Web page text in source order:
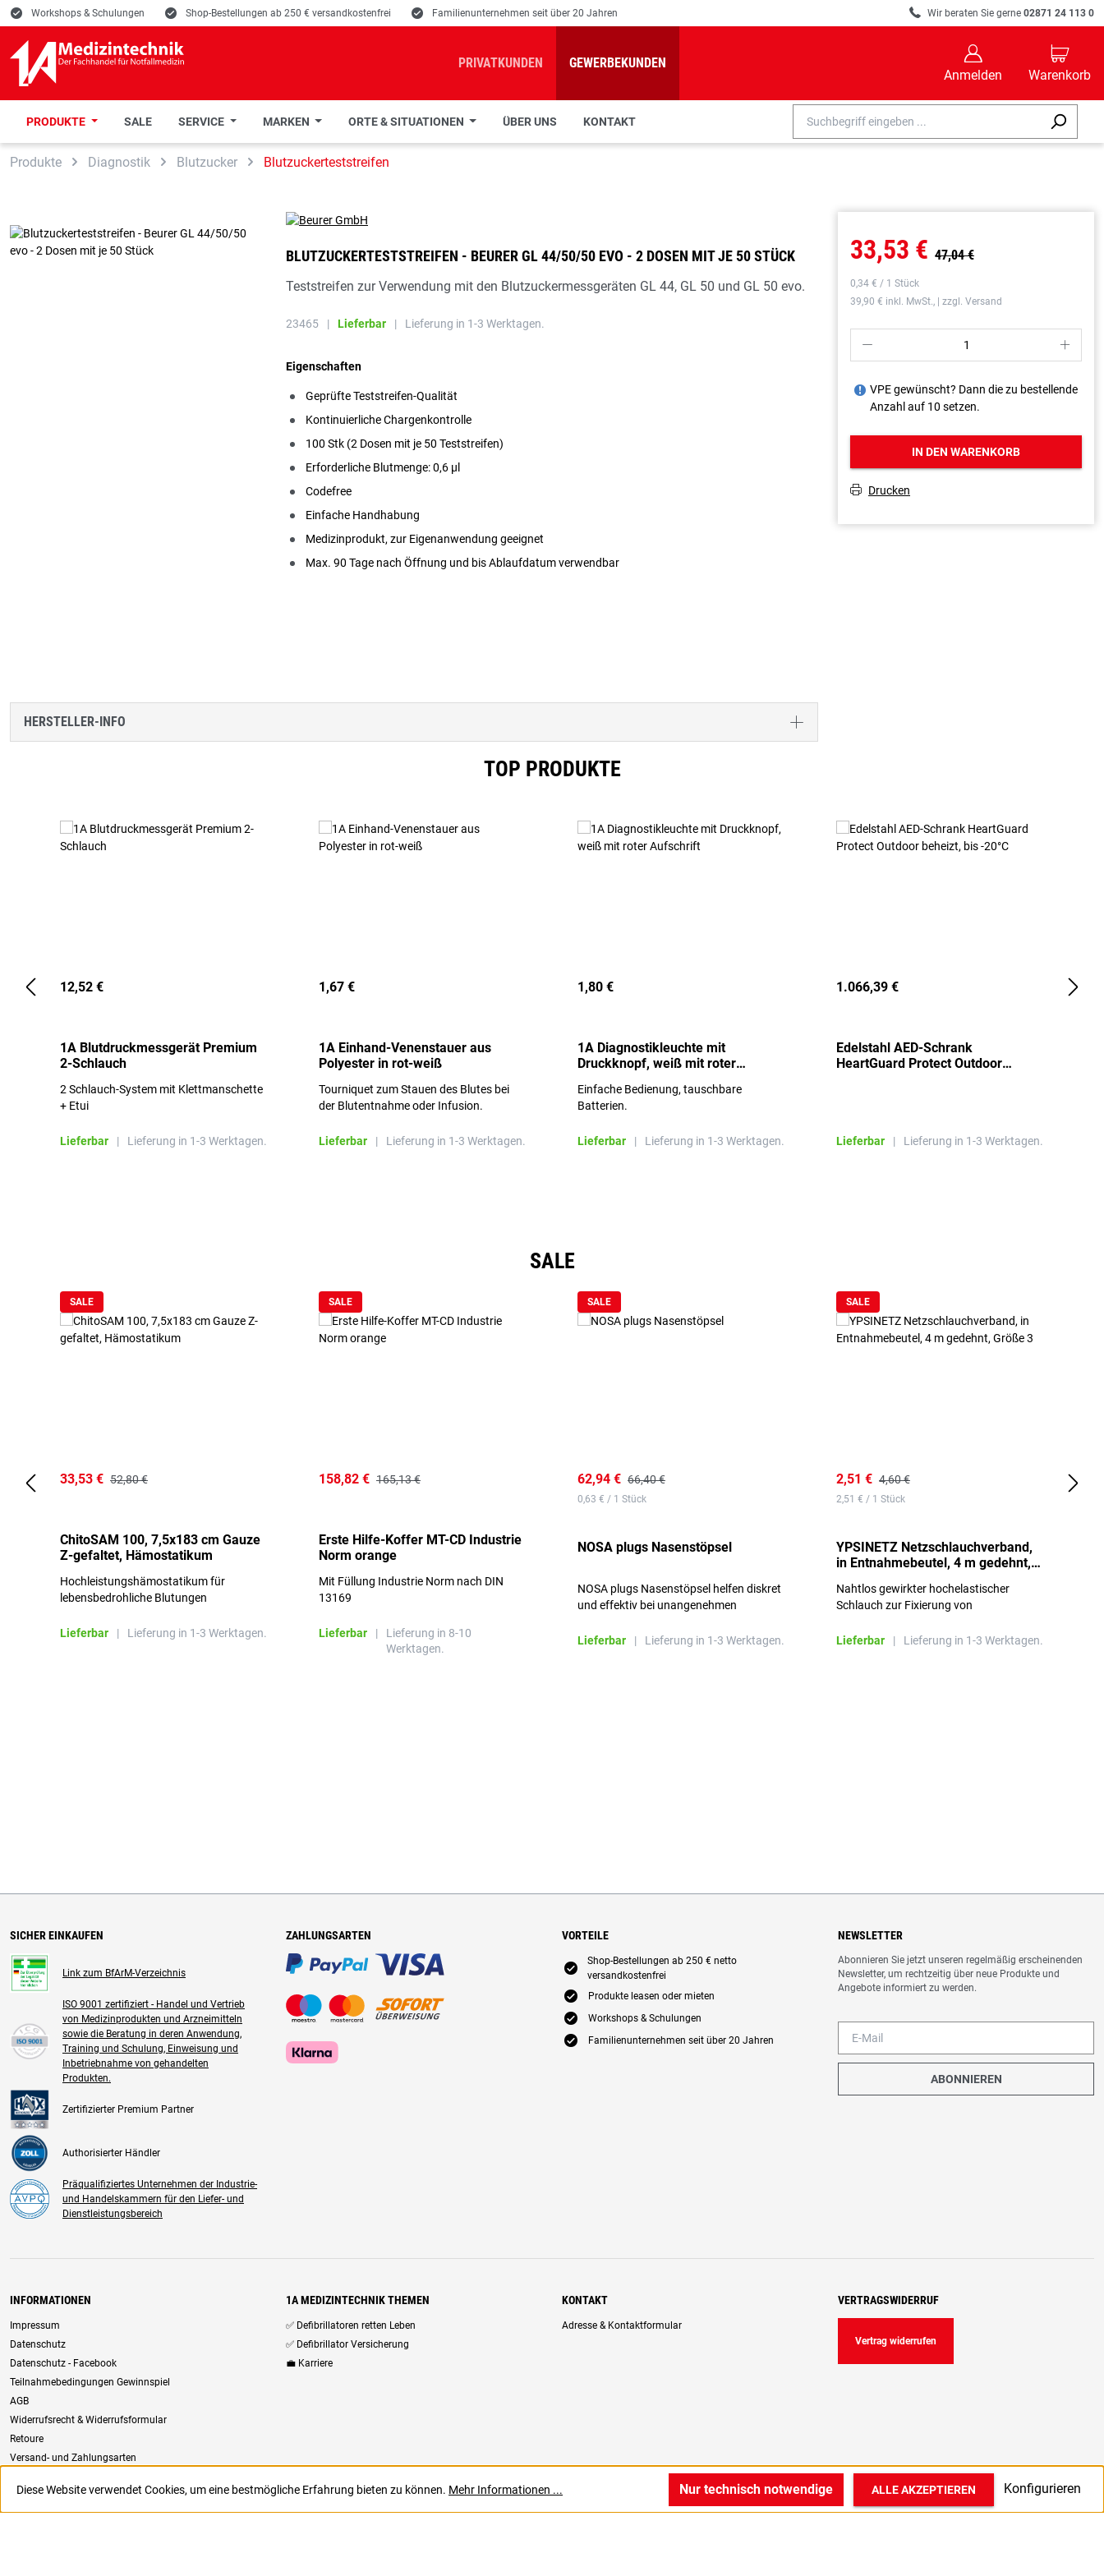
Zur Suche springen
Zur Hauptnavigation springen
E Workshops & Schulungen E Shop-Bestellungen ab 250 € versandkostenfrei E Familienunternehmen seit über 20 Jahren R Wir beraten Sie gerne 02871 24 113 0
PRIVATKUNDEN GEWERBEKUNDEN
B
Anmelden
C
Warenkorb
PRODUKTE SALE SERVICE MARKEN ORTE & SITUATIONEN ÜBER UNS KONTAKT
Produkte Diagnostik Blutzucker Blutzuckerteststreifen
BLUTZUCKERTESTSTREIFEN - BEURER GL 44/50/50 EVO - 2 DOSEN MIT JE 50 STÜCK
Teststreifen zur Verwendung mit den Blutzuckermessgeräten GL 44, GL 50 und GL 50 evo.
23465 | Lieferbar | Lieferung in 1-3 Werktagen.
Eigenschaften
Geprüfte Teststreifen-Qualität
Kontinuierliche Chargenkontrolle
100 Stk (2 Dosen mit je 50 Teststreifen)
Erforderliche Blutmenge: 0,6 μl
Codefree
Einfache Handhabung
Medizinprodukt, zur Eigenanwendung geeignet
Max. 90 Tage nach Öffnung und bis Ablaufdatum verwendbar
HERSTELLER-INFO
33,53 € 47,04 €
0,34 € / 1 Stück
39,90 € inkl. MwSt., | zzgl. Versand
P S
J VPE gewünscht? Dann die zu bestellende
Anzahl auf 10 setzen.
IN DEN WARENKORB
T Drucken
TOP PRODUKTE
12,52 €
1A Blutdruckmessgerät Premium
2-Schlauch
2 Schlauch-System mit Klettmanschette
+ Etui
Lieferbar | Lieferung in 1-3 Werktagen.
1,67 €
1A Einhand-Venenstauer aus
Polyester in rot-weiß
Tourniquet zum Stauen des Blutes bei
der Blutentnahme oder Infusion.
Lieferbar | Lieferung in 1-3 Werktagen.
1,80 €
1A Diagnostikleuchte mit
Druckknopf, weiß mit roter
Einfache Bedienung, tauschbare
Batterien.
Lieferbar | Lieferung in 1-3 Werktagen.
1.066,39 €
Edelstahl AED-Schrank
HeartGuard Protect Outdoor
Lieferbar | Lieferung in 1-3 Werktagen.
SALE
SALE
33,53 € 52,80 €
ChitoSAM 100, 7,5x183 cm Gauze
Z-gefaltet, Hämostatikum
Hochleistungshämostatikum für
lebensbedrohliche Blutungen
Lieferbar | Lieferung in 1-3 Werktagen.
SALE
158,82 € 165,13 €
Erste Hilfe-Koffer MT-CD Industrie
Norm orange
Mit Füllung Industrie Norm nach DIN
13169
Lieferbar |
Lieferung in 8-10
Werktagen.
SALE
62,94 € 66,40 €
0,63 € / 1 Stück
NOSA plugs Nasenstöpsel
NOSA plugs Nasenstöpsel helfen diskret
und effektiv bei unangenehmen
beeinträchtigen.
Lieferbar | Lieferung in 1-3 Werktagen.
SALE
2,51 € 4,60 €
2,51 € / 1 Stück
YPSINETZ Netzschlauchverband,
in Entnahmebeutel, 4 m gedehnt,
Nahtlos gewirkter hochelastischer
Schlauch zur Fixierung von
Lieferbar
| Lieferung in 1-3 Werktagen.
SICHER EINKAUFEN
Link zum BfArM-Verzeichnis
ISO 9001 zertifiziert - Handel und Vertrieb
von Medizinprodukten und Arzneimitteln
sowie die Beratung in deren Anwendung,
Training und Schulung, Einweisung und
Inbetriebnahme von gehandelten
Produkten.
Zertifizierter Premium Partner
Authorisierter Händler
Präqualifiziertes Unternehmen der Industrie-
und Handelskammern für den Liefer- und
Dienstleistungsbereich
ZAHLUNGSARTEN VORTEILE
E
Shop-Bestellungen ab 250 € netto
versandkostenfrei
E Produkte leasen oder mieten
E Workshops & Schulungen
E Familienunternehmen seit über 20 Jahren
NEWSLETTER
Abonnieren Sie jetzt unseren regelmäßig erscheinenden
Newsletter, um rechtzeitig über neue Produkte und
Angebote informiert zu werden.
ABONNIEREN
INFORMATIONEN
Impressum
Datenschutz
Datenschutz - Facebook
Teilnahmebedingungen Gewinnspiel
AGB
Widerrufsrecht & Widerrufsformular
Retoure
Versand- und Zahlungsarten
1A MEDIZINTECHNIK THEMEN
✅ Defibrillatoren retten Leben
✅ Defibrillator Versicherung
💼 Karriere
KONTAKT
Adresse & Kontaktformular
VERTRAGSWIDERRUF
Vertrag widerrufen
Diese Website verwendet Cookies, um eine bestmögliche Erfahrung bieten zu können. Mehr Informationen ... Nur technisch notwendige Konfigurieren
ALLE AKZEPTIEREN